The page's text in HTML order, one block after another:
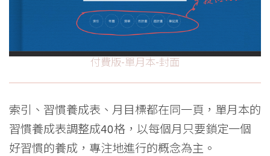
付費版-單月本-封面
索引、習慣養成表、月目標都在同一頁，單月本的
習慣養成表調整成40格，以每個月只要鎖定一個
好習慣的養成，專注地進行的概念為主。